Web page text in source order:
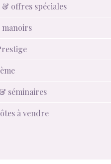
offres spéciales
manoirs
séminaires
à vendre